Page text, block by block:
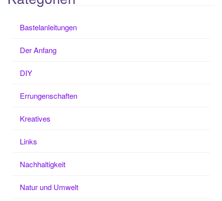
Bastelanleitungen
Der Anfang
DIY
Errungenschaften
Kreatives
Links
Nachhaltigkeit
Natur und Umwelt